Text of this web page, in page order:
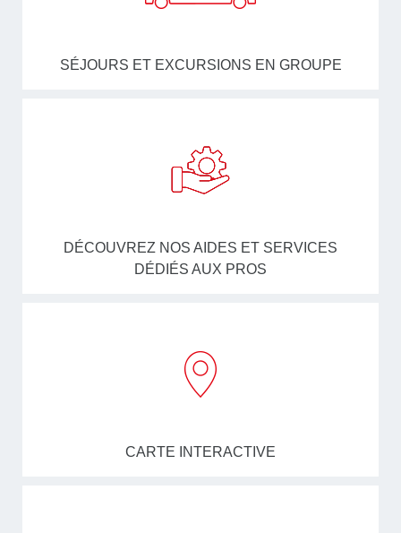
SÉJOURS ET EXCURSIONS EN GROUPE
DÉCOUVREZ NOS AIDES ET SERVICES
DÉDIÉS AUX PROS
CARTE INTERACTIVE